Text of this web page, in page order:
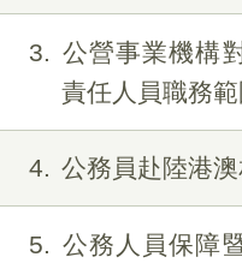
3
公營事業機構
責任人員職務
4 公務員赴陸港
5
公務人員保障